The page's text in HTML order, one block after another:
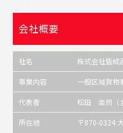
会社概要
社名 株式会社皆成
事業内容 一般区域貨物
代表者 松田 圭司（
所在地
〒870-0324